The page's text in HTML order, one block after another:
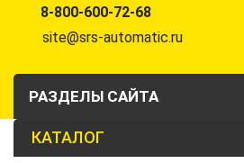
8-800-600-72-68
site@srs-automatic.ru
РАЗДЕЛЫ САЙТА
КАТАЛОГ